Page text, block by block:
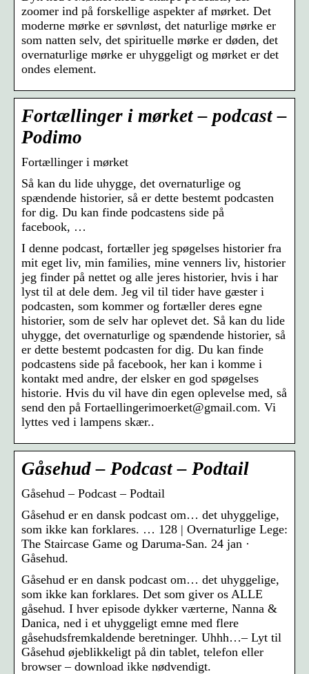
zoomer ind på forskellige aspekter af mørket. Det
moderne mørke er søvnløst, det naturlige mørke er
som natten selv, det spirituelle mørke er døden, det
overnaturlige mørke er uhyggeligt og mørket er det
ondes element.
Fortællinger i mørket – podcast –
Podimo
Fortællinger i mørket
Så kan du lide uhygge, det overnaturlige og
spændende historier, så er dette bestemt podcasten
for dig. Du kan finde podcastens side på
facebook, …
I denne podcast, fortæller jeg spøgelses historier fra
mit eget liv, min families, mine venners liv, historier
jeg finder på nettet og alle jeres historier, hvis i har
lyst til at dele dem. Jeg vil til tider have gæster i
podcasten, som kommer og fortæller deres egne
historier, som de selv har oplevet det. Så kan du lide
uhygge, det overnaturlige og spændende historier, så
er dette bestemt podcasten for dig. Du kan finde
podcastens side på facebook, her kan i komme i
kontakt med andre, der elsker en god spøgelses
historie. Hvis du vil have din egen oplevelse med, så
send den på Fortaellingerimoerket@gmail.com. Vi
lyttes ved i lampens skær..
Gåsehud – Podcast – Podtail
Gåsehud – Podcast – Podtail
Gåsehud er en dansk podcast om… det uhyggelige,
som ikke kan forklares. … 128 | Overnaturlige Lege:
The Staircase Game og Daruma-San. 24 jan ·
Gåsehud.
Gåsehud er en dansk podcast om… det uhyggelige,
som ikke kan forklares. Det som giver os ALLE
gåsehud. I hver episode dykker værterne, Nanna &
Danica, ned i et uhyggeligt emne med flere
gåsehudsfremkaldende beretninger. Uhhh…– Lyt til
Gåsehud øjeblikkeligt på din tablet, telefon eller
browser – download ikke nødvendigt.